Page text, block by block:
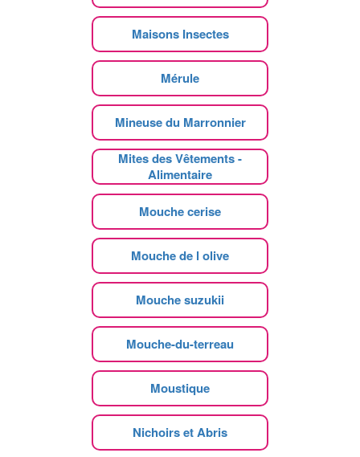
Maisons Insectes
Mérule
Mineuse du Marronnier
Mites des Vêtements -
Alimentaire
Mouche cerise
Mouche de l olive
Mouche suzukii
Mouche-du-terreau
Moustique
Nichoirs et Abris